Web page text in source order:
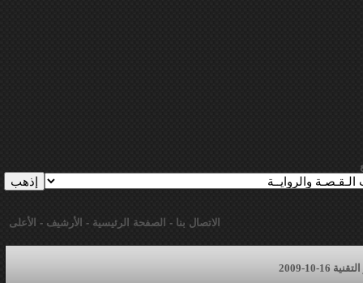
الاتصال بنا - الصفحة الرئيسية - الأرشيف - الأعلى
10-2009